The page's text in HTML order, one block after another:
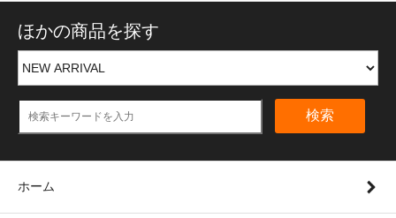
ほかの商品を探す
検索
ホーム